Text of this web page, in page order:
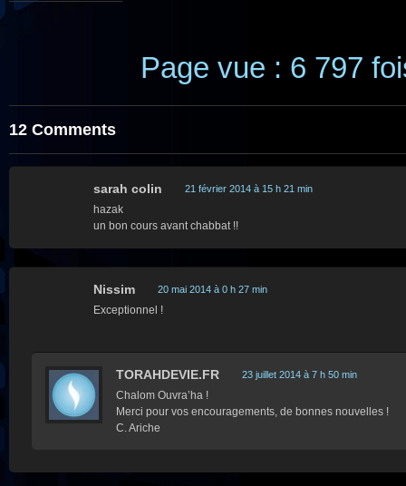
Page vue : 6 797
12 Comments
sarah colin 21 février 2014 à 15 h 21 min
hazak
un bon cours avant chabbat !!
Nissim 20 mai 2014 à 0 h 27 min
Exceptionnel !
TORAHDEVIE.FR 23 juillet 2014 à 7 h 50 min
Chalom Ouvra’ha !
Merci pour vos encouragements, de bonnes nouvelles !
C. Ariche